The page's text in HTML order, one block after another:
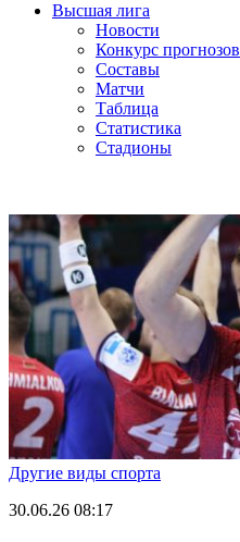
Высшая лига
Новости
Конкурс прогнозов
Составы
Матчи
Таблица
Статистика
Стадионы
Другие виды спорта
30.06.26 08:17